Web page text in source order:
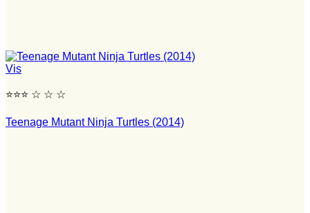
Vis
⭐⭐⭐ ☆ ☆ ☆
Teenage Mutant Ninja Turtles (2014)